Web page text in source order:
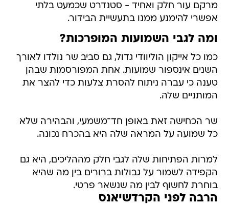
מרקם עור חלק ואחיד - סטנדרט שכמעט בלתי
אפשרי להימנע ממנו בתעשיית הבידור.
ומה לגבי השמועות המופרכות?
כמו כל אייקון הוליוודי גדול, גם סביב שר נולדו לאורך
השנים אינספור שמועות. אחת המפורסמות שבהן
טענה כי עברה ניתוח להסרת צלעות כדי להצר את
המותניים שלה.
שר הכחישה זאת באופן חד־משמעי, והבהירה שלא
כל שמועה על המראה שלה היא בהכרח נכונה.
למרות הפתיחות שלה לגבי חלק מההליכים, היא גם
הקפידה לשמור על גבולות ברורים בין מה שהיא
בוחרת לחשוף לבין מה שנשאר פרטי.
הרבה לפני הקרדשיאנס